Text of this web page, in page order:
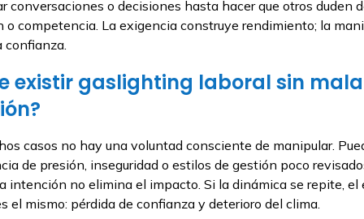
conversaciones o decisiones hasta hacer que otros duden
o competencia. La exigencia construye rendimiento; la
confianza.
existir gaslighting laboral sin mala
casos no hay una voluntad consciente de manipular.
de presión, inseguridad o estilos de gestión poco
intención no elimina el impacto. Si la dinámica se repite, el
el mismo: pérdida de confianza y deterioro del clima.